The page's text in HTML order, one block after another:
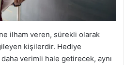
ilham veren, sürekli olarak
kişilerdir. Hediye
verimli hale getirecek, aynı